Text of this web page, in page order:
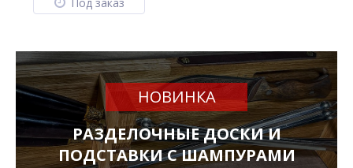
НОВИНКА
РАЗДЕЛОЧНЫЕ ДОСКИ И
ПОДСТАВКИ С ШАМПУРАМИ